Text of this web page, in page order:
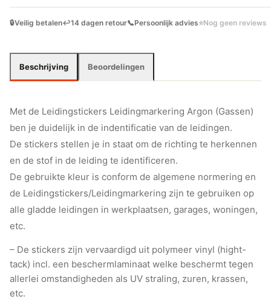
🔒Veilig betalen↩️14 dagen retour📞Persoonlijk advies⭐Nog geen reviews
Beschrijving Beoordelingen
Met de Leidingstickers Leidingmarkering Argon (Gassen)
ben je duidelijk in de indentificatie van de leidingen.
De stickers stellen je in staat om de richting te herkennen
en de stof in de leiding te identificeren.
De gebruikte kleur is conform de algemene normering en
de Leidingstickers/Leidingmarkering zijn te gebruiken op
alle gladde leidingen in werkplaatsen, garages, woningen,
etc.
– De stickers zijn vervaardigd uit polymeer vinyl (hight-
tack) incl. een beschermlaminaat welke beschermt tegen
allerlei omstandigheden als UV straling, zuren, krassen,
etc.